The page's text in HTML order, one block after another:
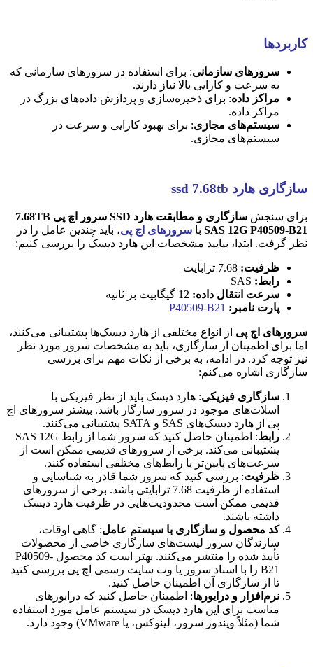
کاربردها
سرورهای سازمانی: برای استفاده در سرورهای سازمانی که
به سرعت و کارایی بالا نیاز دارند.
مراکز داده: برای ذخیره‌سازی و پردازش داده‌های بزرگ در
مراکز داده.
سیستم‌های مجازی: برای بهبود کارایی و سرعت در
سیستم‌های مجازی.
سازگاری هارد ssd 7.68tb
برای سنجش
سازگاری و مطابقت هارد SSD سرور اچ پی 7.68TB
SAS 12G P40509-B21 با سرورهای اچ پی، باید چندین عامل را در
نظر گرفت. ابتدا، بیایید مشخصات این هارد دیسک را بررسی کنیم:
ظرفیت:
رابط:
سرعت انتقال داده:
پارت نامبر: P40509-B21
سرورهای اچ پی از انواع مختلفی از هارد دیسک‌ها پشتیبانی می‌کنند،
اما برای اطمینان از سازگاری، باید به مشخصات سرور مورد نظر
نیز توجه کرد. در ادامه، به برخی از نکات مهم برای بررسی
سازگاری اشاره می‌کنم:
سازگاری فیزیکی: هارد دیسک باید از نظر فیزیکی با
اسلات‌های موجود در سرور سازگار باشد. بیشتر سرورهای اچ
پی از هارد دیسک‌های SAS و SATA پشتیبانی می‌کنند.
رابط
: اطمینان حاصل کنید که سرور شما از رابط SAS 12G
پشتیبانی می‌کند. برخی از سرورهای قدیمی ممکن است از
سرعت‌های پایین‌تر یا رابط‌های مختلفی استفاده کنند.
ظرفیت: بررسی کنید که سرور شما قادر به شناسایی و
استفاده از ظرفیت 7.68 ترابایتی باشد. برخی از سرورهای
قدیمی ممکن است محدودیت‌هایی در ظرفیت هارد دیسک
داشته باشند.
کد محصول و سازگاری با سیستم عامل: گاهی اوقات،
سازندگان سرور لیست‌های سازگاری خاصی از محصولات
تأیید شده را منتشر می‌کنند. بهتر است کد محصول P40509-
B21 را با اسناد سرور یا وب سایت رسمی اچ پی بررسی کنید
تا از سازگاری آن اطمینان حاصل کنید.
نرم‌افزار و درایورها: اطمینان حاصل کنید که درایورهای
مناسب برای این هارد دیسک در سیستم عامل مورد استفاده
شما (مثلاً ویندوز سرور، لینوکس، یا VMware) وجود دارد.